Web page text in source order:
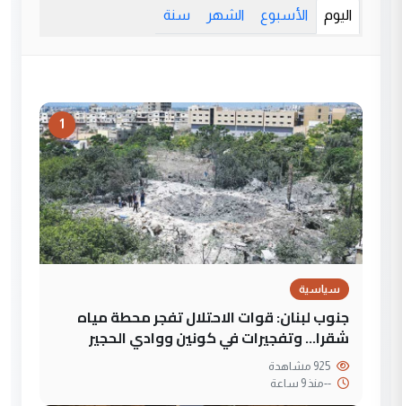
اليوم الأسبوع الشهر سنة
1
سياسية
جنوب لبنان: قوات الاحتلال تفجر محطة مياه
شقرا… وتفجيرات في كونين ووادي الحجير
--منذ 9 ساعة